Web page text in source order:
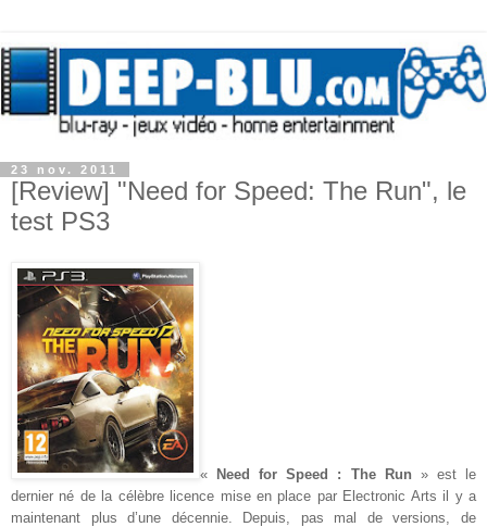
23 nov. 2011
[Review] "Need for Speed: The Run", le
test PS3
« Need for Speed : The Run » est le
dernier né de la célèbre licence mise en place par Electronic Arts il y a
maintenant plus d’une décennie. Depuis, pas mal de versions, de